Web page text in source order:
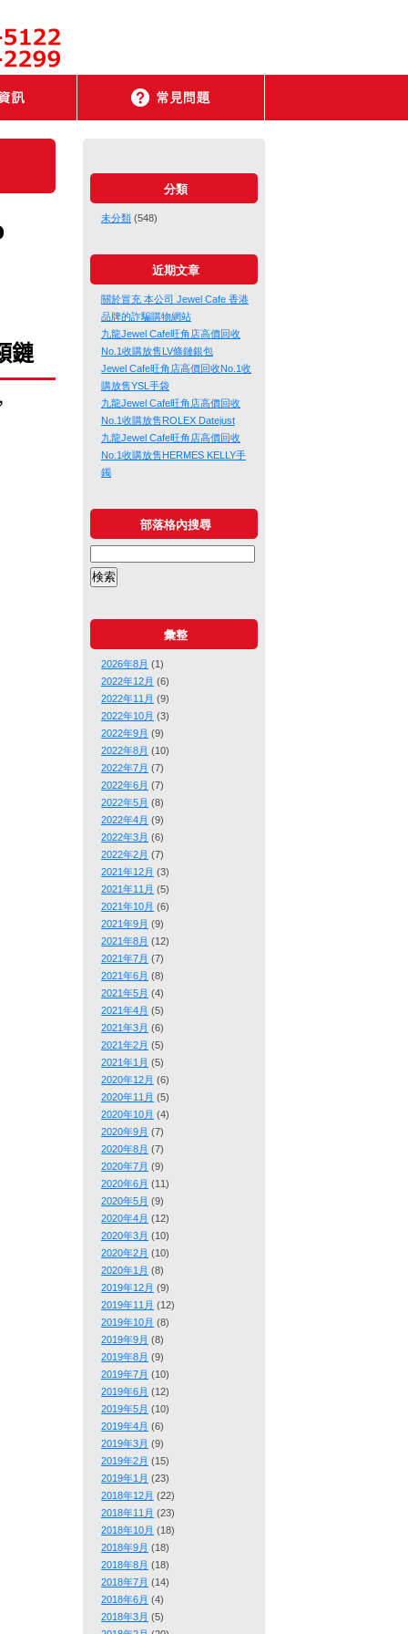
鏈
分類
未分類 (548)
近期文章
關於冒充 本公司 Jewel Cafe 香港
品牌的詐騙購物網站
九龍Jewel Cafe旺角店高價回收
No.1收購放售LV條鏈銀包
Jewel Cafe旺角店高價回收No.1收
購放售YSL手袋
九龍Jewel Cafe旺角店高價回收
No.1收購放售ROLEX Datejust
九龍Jewel Cafe旺角店高價回收
No.1收購放售HERMES KELLY手
鐲
部落格內搜尋
彙整
2026年8月 (1)
2022年12月 (6)
2022年11月 (9)
2022年10月 (3)
2022年9月 (9)
2022年8月 (10)
2022年7月 (7)
2022年6月 (7)
2022年5月 (8)
2022年4月 (9)
2022年3月 (6)
2022年2月 (7)
2021年12月 (3)
2021年11月 (5)
2021年10月 (6)
2021年9月 (9)
2021年8月 (12)
2021年7月 (7)
2021年6月 (8)
2021年5月 (4)
2021年4月 (5)
2021年3月 (6)
2021年2月 (5)
2021年1月 (5)
2020年12月 (6)
2020年11月 (5)
2020年10月 (4)
2020年9月 (7)
2020年8月 (7)
2020年7月 (9)
2020年6月 (11)
2020年5月 (9)
2020年4月 (12)
2020年3月 (10)
2020年2月 (10)
2020年1月 (8)
2019年12月 (9)
2019年11月 (12)
2019年10月 (8)
2019年9月 (8)
2019年8月 (9)
2019年7月 (10)
2019年6月 (12)
2019年5月 (10)
2019年4月 (6)
2019年3月 (9)
2019年2月 (15)
2019年1月 (23)
2018年12月 (22)
2018年11月 (23)
2018年10月 (18)
2018年9月 (18)
2018年8月 (18)
2018年7月 (14)
2018年6月 (4)
2018年3月 (5)